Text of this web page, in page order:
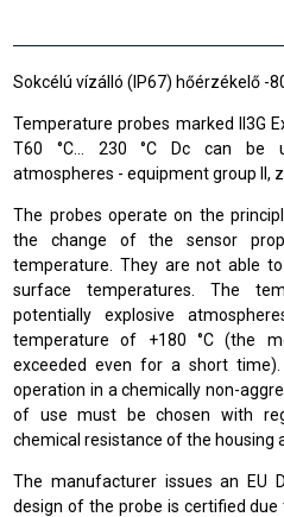
Sokcélú vízálló (IP67) hőérzékelő -
Temperature probes marked II3G
T60 °C… 230 °C Dc can be
atmospheres - equipment group II,
The probes operate on the
the change of the sensor
temperature. They are not able
surface temperatures. The
potentially explosive
temperature of +180 °C (the
exceeded even for a short
operation in a chemically non-
of use must be chosen with
chemical resistance of the housing
The manufacturer issues an EU
design of the probe is certified due